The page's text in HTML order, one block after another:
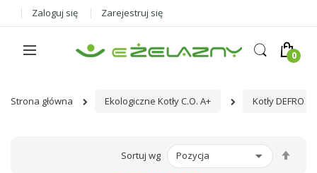
Zaloguj się Zarejestruj się
Strona główna Ekologiczne Kotły C.O. A+ Kotły DEFRO
Sortuj wg